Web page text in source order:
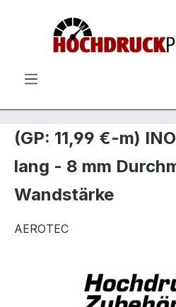
Zum Hauptinhalt springen
(GP: 11,99 €-m)
lang - 8 mm
Wandstärke
AEROTEC
Bildergalerie überspringen